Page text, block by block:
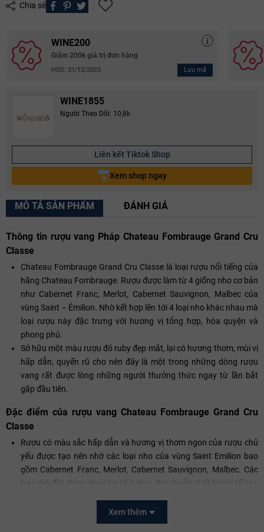
Chia sẻ
WINE200
Giảm 200k giá trị đơn hàng
HSD: 31/12/2025 Lưu mã
WINE1855
Người Theo Dõi: 10,8k
Liên kết Tiktok Shop
Xem shop ngay
MÔ TẢ SẢN PHẨM ĐÁNH GIÁ
Thông tin rượu vang Pháp Chateau Fombrauge Grand Cru
Classe
Chateau Fombrauge Grand Cru Classe là loại rượu nổi tiếng của
hãng Chateau Fombrauge. Rượu được làm từ 4 giống nho cơ bản
như Cabernet Franc, Merlot, Cabernet Sauvignon, Malbec của
vùng Saint – Émilion. Nhờ kết hợp lên tới 4 loại nho khác nhau mà
loại rượu này đặc trưng với hương vị tổng hợp, hòa quyện và
phong phú.
Sở hữu một màu rượu đỏ ruby đẹp mắt, lại có hương thơm, mùi vị
hấp dẫn, quyến rũ cho nên đây là một trong những dòng rượu
vang rất được lòng những người thưởng thức ngay từ lần bắt
gặp đầu tiên.
Đặc điểm của rượu vang Chateau Fombrauge Grand Cru
Classe
Rượu có màu sắc hấp dẫn và hương vị thơm ngon của rượu chủ
yếu được tạo nên nhờ các loại nho của vùng Saint Emilion bao
gồm Cabernet Franc, Merlot, Cabernet Sauvignon, Malbec. Các
loại nho đều được chọn lọc kỹ lưỡng, đạt chuẩn chất lượng tối ưu,
Hương vị của rượu mang đến nét đẹp tươi mới, thanh lịch, dịu
dàng, phù hợp với sở thích thưởng rượu của những vị khách
Xem thêm